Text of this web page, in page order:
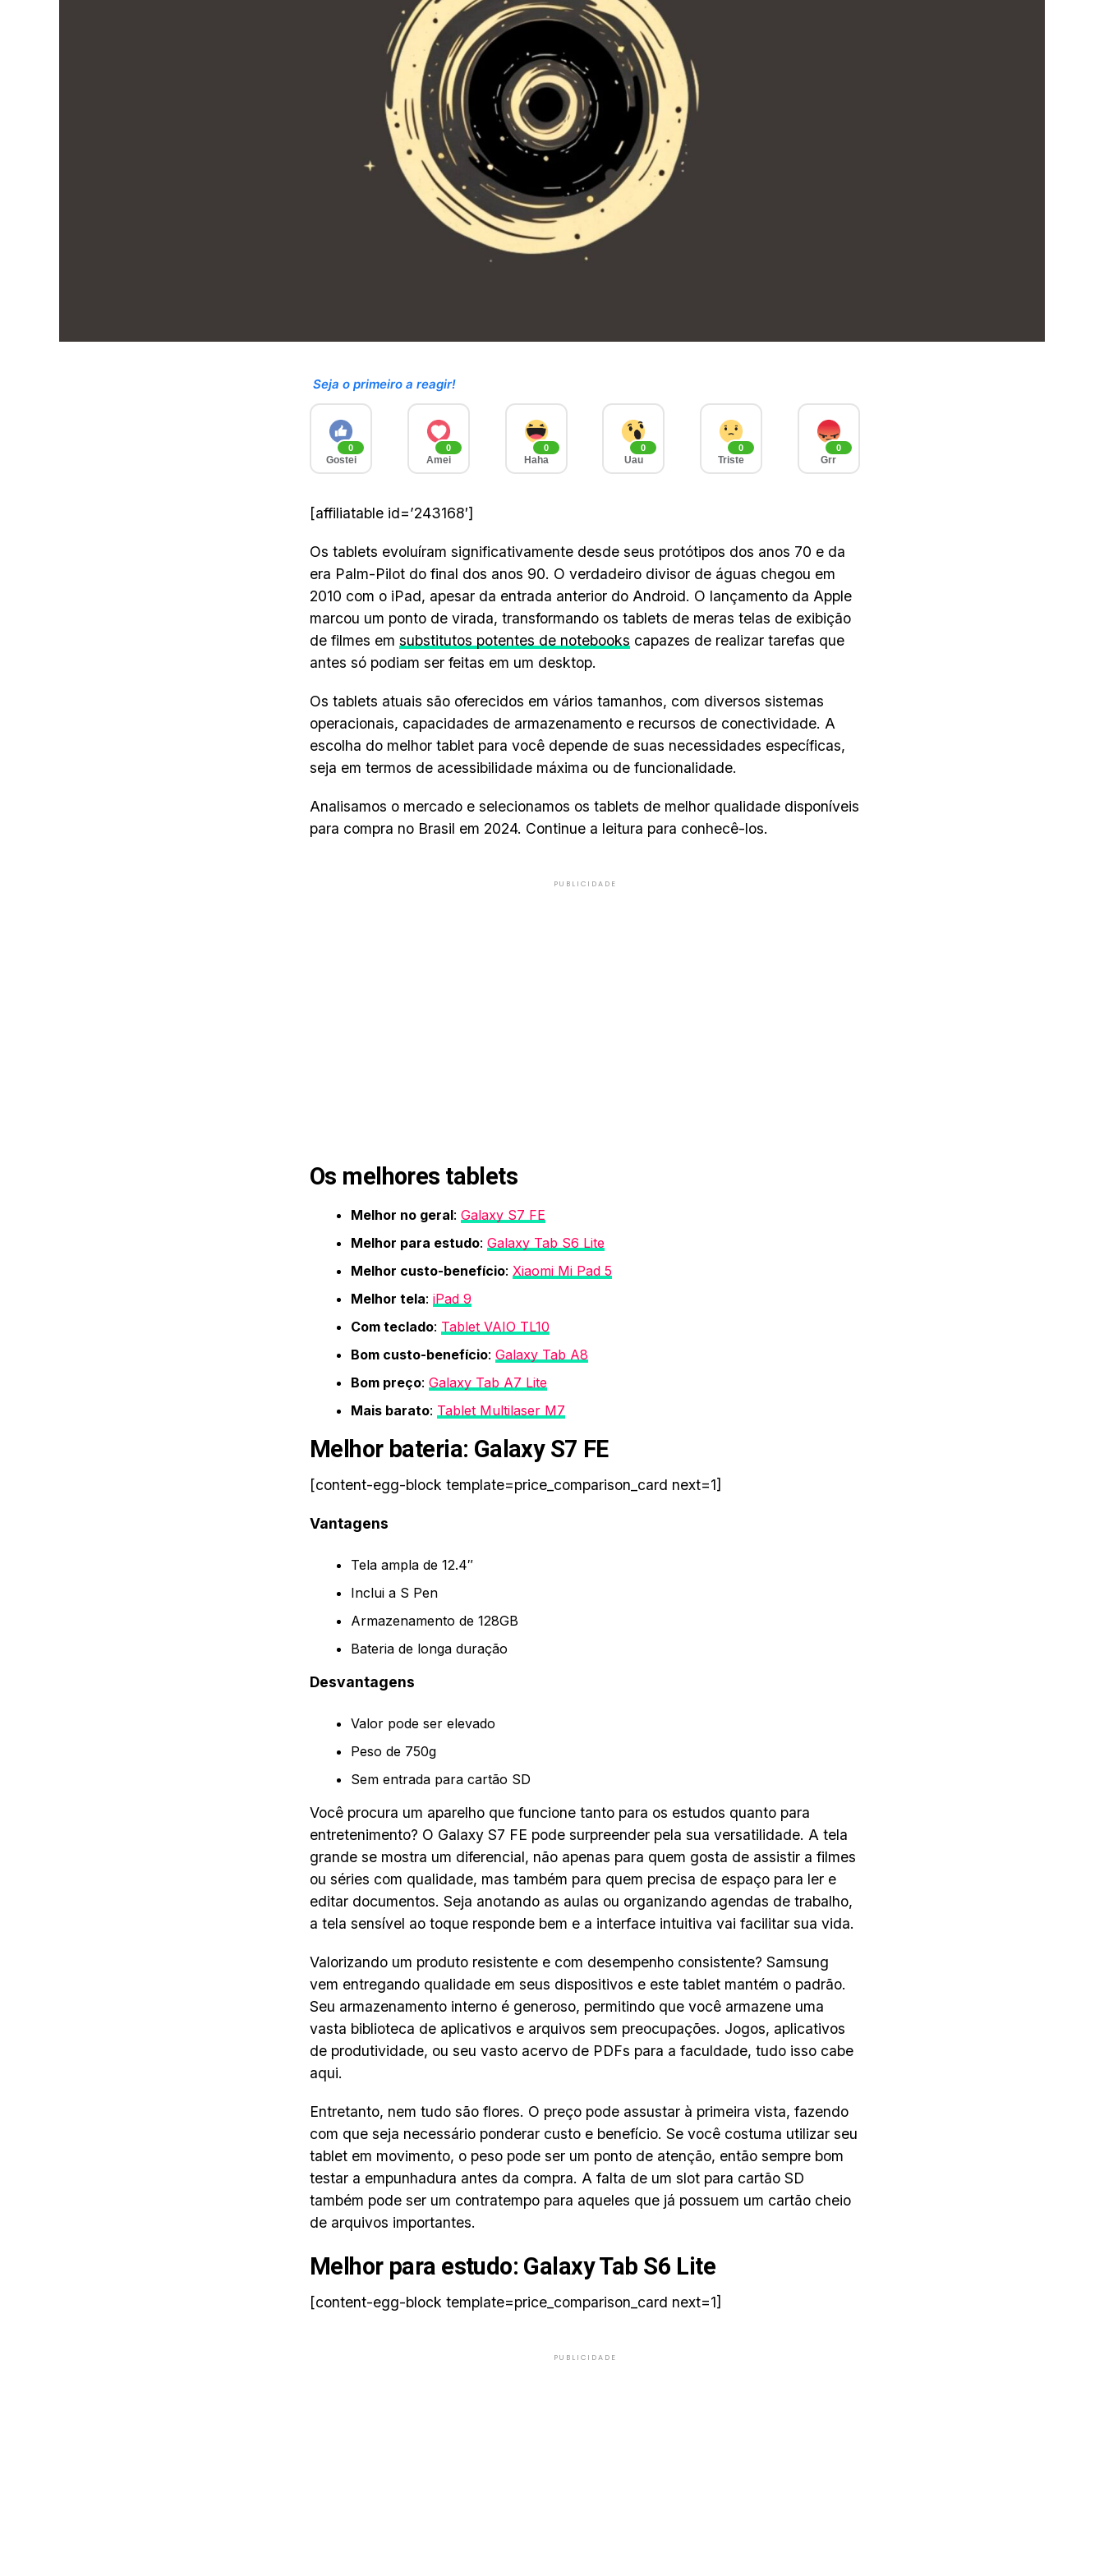
Seja o primeiro a reagir!
0
Gostei
0
Amei
0
Haha
0
Uau
0
Triste
0
Grr
[affiliatable id=’243168′]
Os tablets evoluíram significativamente desde seus protótipos dos anos 70 e da
era Palm-Pilot do final dos anos 90. O verdadeiro divisor de águas chegou em
2010 com o iPad, apesar da entrada anterior do Android. O lançamento da Apple
marcou um ponto de virada, transformando os tablets de meras telas de exibição
de filmes em substitutos potentes de notebooks capazes de realizar tarefas que
antes só podiam ser feitas em um desktop.
Os tablets atuais são oferecidos em vários tamanhos, com diversos sistemas
operacionais, capacidades de armazenamento e recursos de conectividade. A
escolha do melhor tablet para você depende de suas necessidades específicas,
seja em termos de acessibilidade máxima ou de funcionalidade.
Analisamos o mercado e selecionamos os tablets de melhor qualidade disponíveis
para compra no Brasil em 2024. Continue a leitura para conhecê-los.
PUBLICIDADE
Os melhores tablets
Melhor no geral: Galaxy S7 FE
Melhor para estudo: Galaxy Tab S6 Lite
Melhor custo-benefício: Xiaomi Mi Pad 5
Melhor tela: iPad 9
Com teclado: Tablet VAIO TL10
Bom custo-benefício: Galaxy Tab A8
Bom preço: Galaxy Tab A7 Lite
Mais barato: Tablet Multilaser M7
Melhor bateria: Galaxy S7 FE
[content-egg-block template=price_comparison_card next=1]
Vantagens
Tela ampla de 12.4″
Inclui a S Pen
Armazenamento de 128GB
Bateria de longa duração
Desvantagens
Valor pode ser elevado
Peso de 750g
Sem entrada para cartão SD
Você procura um aparelho que funcione tanto para os estudos quanto para
entretenimento? O Galaxy S7 FE pode surpreender pela sua versatilidade. A tela
grande se mostra um diferencial, não apenas para quem gosta de assistir a filmes
ou séries com qualidade, mas também para quem precisa de espaço para ler e
editar documentos. Seja anotando as aulas ou organizando agendas de trabalho,
a tela sensível ao toque responde bem e a interface intuitiva vai facilitar sua vida.
Valorizando um produto resistente e com desempenho consistente? Samsung
vem entregando qualidade em seus dispositivos e este tablet mantém o padrão.
Seu armazenamento interno é generoso, permitindo que você armazene uma
vasta biblioteca de aplicativos e arquivos sem preocupações. Jogos, aplicativos
de produtividade, ou seu vasto acervo de PDFs para a faculdade, tudo isso cabe
aqui.
Entretanto, nem tudo são flores. O preço pode assustar à primeira vista, fazendo
com que seja necessário ponderar custo e benefício. Se você costuma utilizar seu
tablet em movimento, o peso pode ser um ponto de atenção, então sempre bom
testar a empunhadura antes da compra. A falta de um slot para cartão SD
também pode ser um contratempo para aqueles que já possuem um cartão cheio
de arquivos importantes.
Melhor para estudo: Galaxy Tab S6 Lite
[content-egg-block template=price_comparison_card next=1]
PUBLICIDADE